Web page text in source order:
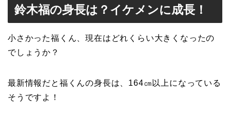
鈴木福の身長は？イケメンに成長！
小さかった福くん、現在はどれくらい大きくなったの
でしょうか？
最新情報だと福くんの身長は、164㎝以上になっている
そうですよ！